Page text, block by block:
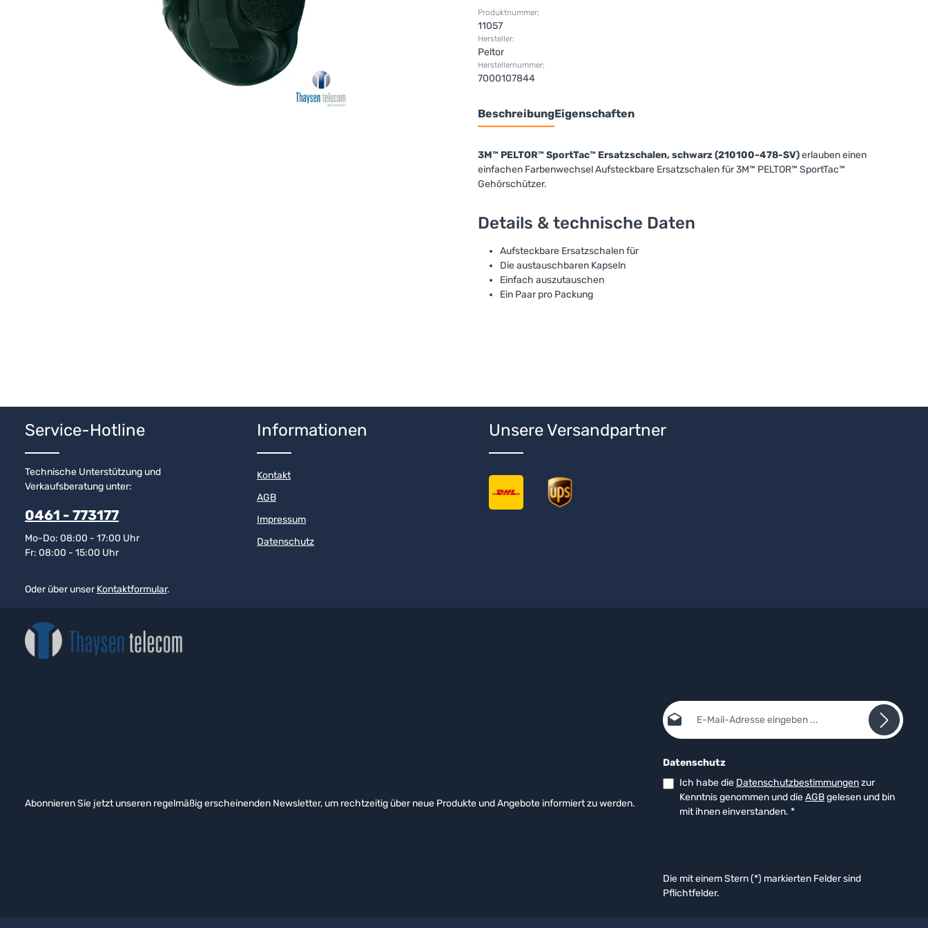
Produktnummer:
11057
Hersteller:
Peltor
Herstellernummer:
7000107844
BeschreibungEigenschaften
3M™ PELTOR™ SportTac™ Ersatzschalen, schwarz (210100-478-SV)erlauben einen
einfachen Farbenwechsel Aufsteckbare Ersatzschalen für 3M™ PELTOR™ SportTac™
Gehörschützer.
Details & technische Daten
Aufsteckbare Ersatzschalen für
Die austauschbaren Kapseln
Einfach auszutauschen
Ein Paar pro Packung
Service-Hotline
Technische Unterstützung und
Verkaufsberatung unter:
0461 - 773177
Mo-Do: 08:00 - 17:00 Uhr
Fr: 08:00 - 15:00 Uhr
Oder über unserKontaktformular.
Informationen
Kontakt
AGB
Impressum
Datenschutz
Unsere Versandpartner
Abonnieren Sie jetzt unseren regelmäßig erscheinenden Newsletter, um rechtzeitig über neue Produkte und Angebote informiert zu werden.
E-Mail-Adresse*
Datenschutz
Ich habe die Datenschutzbestimmungenzur
Kenntnis genommen und dieAGBgelesen und bin
mit ihnen einverstanden. *
Die mit einem Stern (*) markierten Felder sind
Pflichtfelder.